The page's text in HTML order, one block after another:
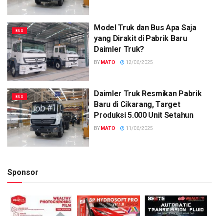
BUS
Model Truk dan Bus Apa Saja
yang Dirakit di Pabrik Baru
Daimler Truk?
BY MATO 12/06/2025
BUS
Daimler Truk Resmikan Pabrik
Baru di Cikarang, Target
Produksi 5.000 Unit Setahun
BY MATO 11/06/2025
Sponsor